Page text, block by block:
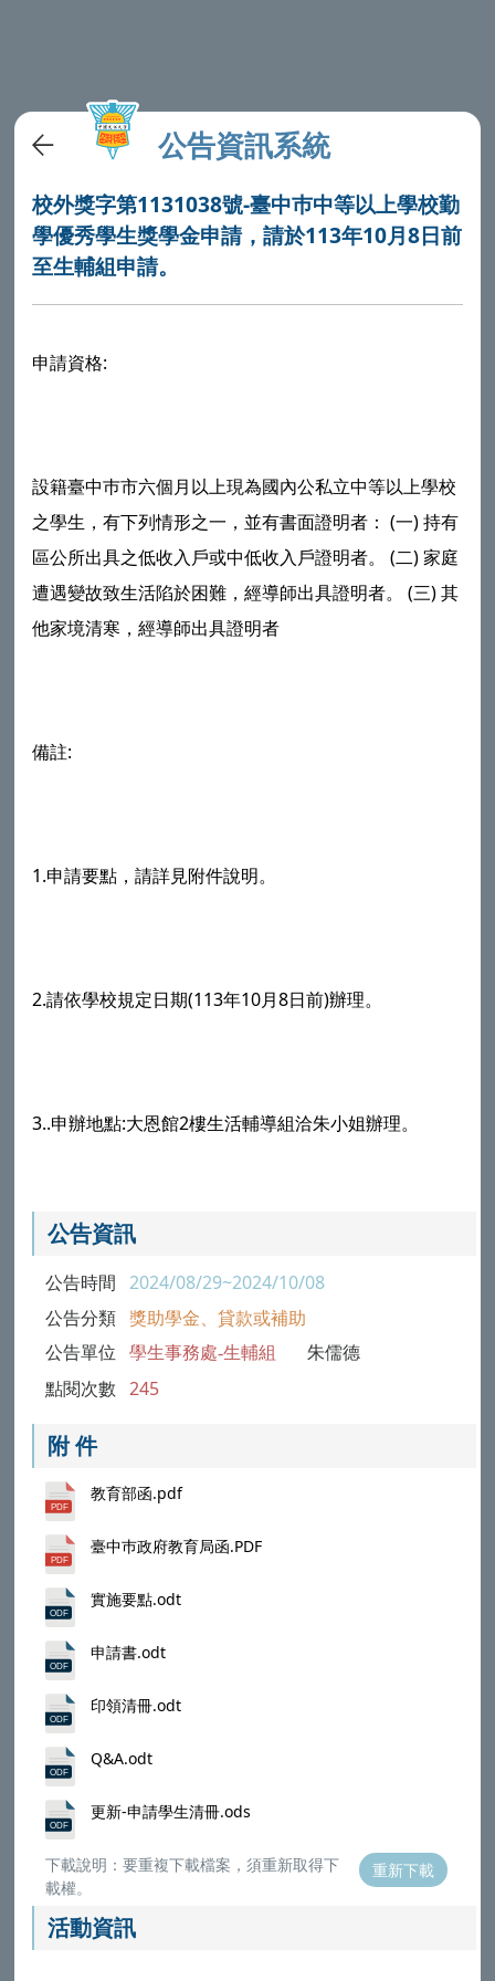
公告資訊系統
校外獎字第1131038號-臺中巿中等以上學校勤
學優秀學生獎學金申請，請於113年10月8日前
至生輔組申請。
申請資格:
設籍臺中巿市六個月以上現為國內公私立中等以上學校
之學生，有下列情形之一，並有書面證明者： (一) 持有
區公所出具之低收入戶或中低收入戶證明者。 (二) 家庭
遭遇變故致生活陷於困難，經導師出具證明者。 (三) 其
他家境清寒，經導師出具證明者
備註:
1.申請要點，請詳見附件說明。
2.請依學校規定日期(113年10月8日前)辦理。
3..申辦地點:大恩館2樓生活輔導組洽朱小姐辦理。
公告資訊
公告時間 2024/08/29~2024/10/08
公告分類 獎助學金、貸款或補助
公告單位 學生事務處-生輔組 朱儒德
點閱次數 245
附 件
教育部函.pdf
臺中巿政府教育局函.PDF
實施要點.odt
申請書.odt
印領清冊.odt
Q&A.odt
更新-申請學生清冊.ods
下載說明：要重複下載檔案，須重新取得下
載權。
重新下載
活動資訊